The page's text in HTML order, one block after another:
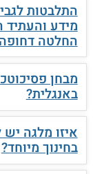
התלבטות
מידע
החלטה
מבחן
באנגלית?
איזו מלגה
בחינוך מיוחד?